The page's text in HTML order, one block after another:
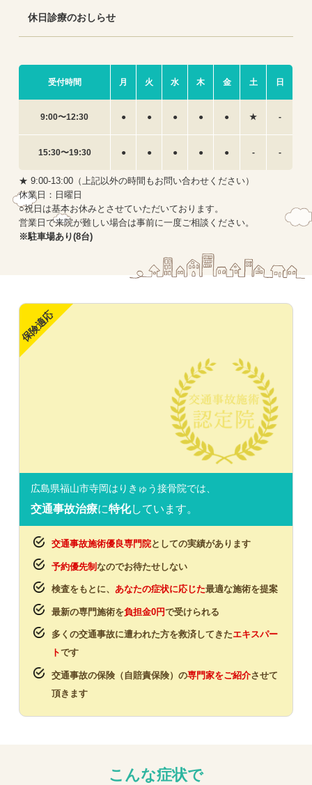
休日診療のおしらせ
受付時間 月 火 水 木 金 土 日
9:00〜12:30 ● ● ● ● ● ★ -
15:30〜19:30 ● ● ● ● ● - -
★ 9:00-13:00（上記以外の時間もお問い合わせください）
休業日：日曜日
○祝日は基本お休みとさせていただいております。
営業日で来院が難しい場合は事前に一度ご相談ください。
※駐車場あり(8台)
保険適応
広島県福山市寺岡はりきゅう接骨院では、
交通事故治療に特化しています。
交通事故施術優良専門院としての実績があります
予約優先制 なのでお待たせしない
検査をもとに、 あなたの症状に応じた最適な施術を提案
最新の専門施術を負担金0円で受けられる
多くの交通事故に遭われた方を救済してきたエキスパー
トです
交通事故の保険（自賠責保険）の専門家をご紹介させて
頂きます
こんな症状で